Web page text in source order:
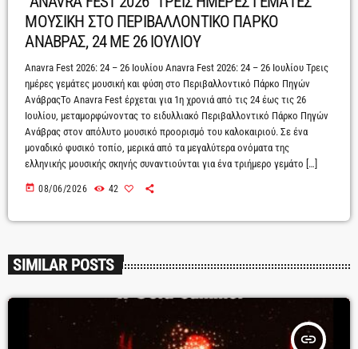
ΜΟΥΣΙΚΗ ΣΤΟ ΠΕΡΙΒΑΛΛΟΝΤΙΚΟ ΠΑΡΚΟ
ΑΝΑΒΡΑΣ, 24 ΜΕ 26 ΙΟΥΛΙΟΥ
Anavra Fest 2026: 24 – 26 Ιουλίου Anavra Fest 2026: 24 – 26 Ιουλίου Τρεις
ημέρες γεμάτες μουσική και φύση στο Περιβαλλοντικό Πάρκο Πηγών
ΑνάβραςΤο Anavra Fest έρχεται για 1η χρονιά από τις 24 έως τις 26
Ιουλίου, μεταμορφώνοντας το ειδυλλιακό Περιβαλλοντικό Πάρκο Πηγών
Ανάβρας στον απόλυτο μουσικό προορισμό του καλοκαιριού. Σε ένα
μοναδικό φυσικό τοπίο, μερικά από τα μεγαλύτερα ονόματα της
ελληνικής μουσικής σκηνής συναντιούνται για ένα τριήμερο γεμάτο […]
today 08/06/2026 42
SIMILAR POSTS
insert_link